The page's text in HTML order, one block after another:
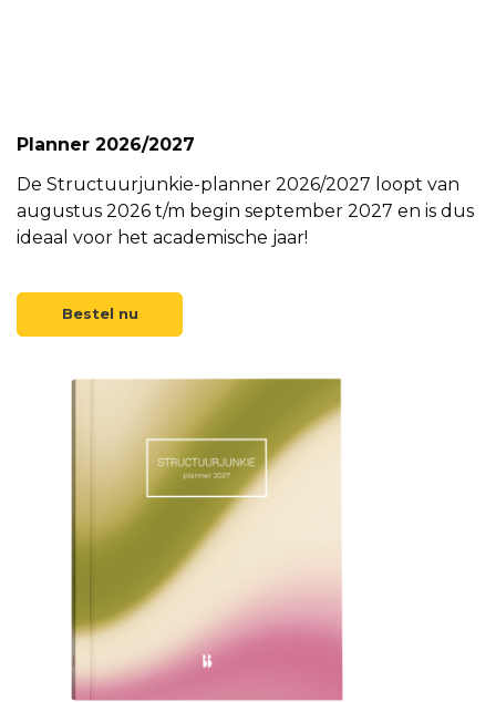
Planner 2026/2027
De Structuurjunkie-planner 2026/2027 loopt van
augustus 2026 t/m begin september 2027 en is dus
ideaal voor het academische jaar!
Bestel nu